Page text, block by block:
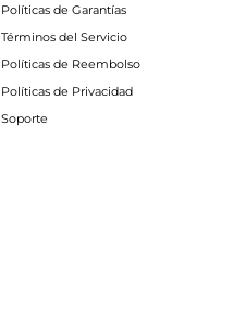
Políticas de Garantías
Términos del Servicio
Políticas de Reembolso
Políticas de Privacidad
Soporte